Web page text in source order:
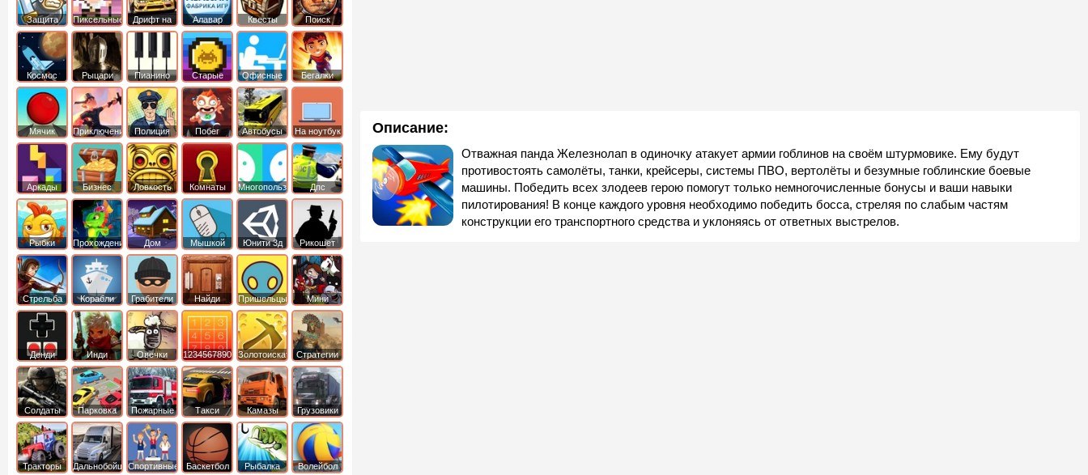
Описание:
Отважная панда Железнолап в одиночку атакует армии гоблинов на своём штурмовике. Ему будут
противостоять самолёты, танки, крейсеры, системы ПВО, вертолёты и безумные гоблинские боевые
машины. Победить всех злодеев герою помогут только немногочисленные бонусы и ваши навыки
пилотирования! В конце каждого уровня необходимо победить босса, стреляя по слабым частям
конструкции его транспортного средства и уклоняясь от ответных выстрелов.
Защита
королевства
Пиксельные
Дрифт на
машинах
Алавар Квесты
Поиск
предметов
Космос Рыцари Пианино Старые Офисные Бегалки
Мячик Приключения Полиция Побег Автобусы На ноутбук
Аркады
Бизнес
симуляторы
Ловкость Комнаты Многопользовательские
Дпс
Рыбки Прохождение Дом Мышкой Юнити 3д Рикошет
Cтрельба
из лука
Корабли Грабители
Найди
выход
Пришельцы Мини
Денди Инди
Овечки
идут домой
1234567890 ЗолотоискательСтратегии
Солдаты
Парковка
машин
Пожарные
машины
Такси Камазы Грузовики
Тракторы ДальнобойщикиСпортивные Баскетбол Рыбалка Волейбол